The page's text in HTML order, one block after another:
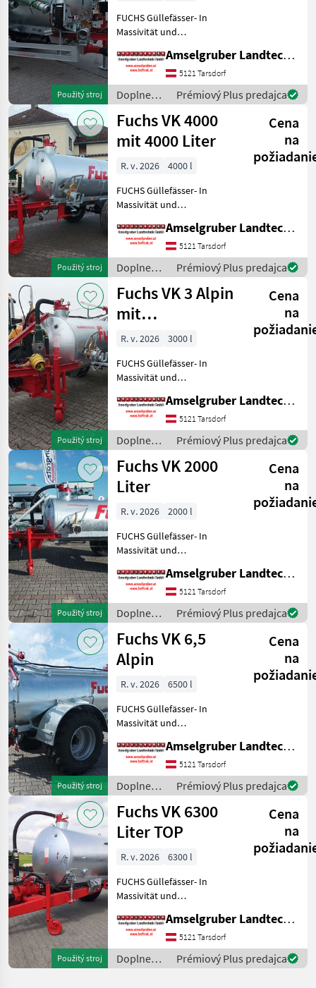
Použitý stroj
FUCHS Güllefässer- In
Massivität und
(Stärkste Materialstärken +
Beste Materialen und Beste
Komponenten der
führenden TOP Hersteller!)
Sei
Amselgruber Landtechnik GmbH
5121 Tarsdorf
Doplnenie
živin a
polievanie
/ Fuchs
Prémiový Plus predajca
Použitý stroj
Fuchs VK 4000
mit 4000 Liter
Cena
na
R. v. 2026
4000 l
FUCHS Güllefässer- In
Massivität und
(Stärkste Materialstärken +
Beste Materialen und Beste
Komponenten der
führenden TOP Hersteller!)
Sei
Amselgruber Landtechnik GmbH
5121 Tarsdorf
Doplnenie
živin a
polievanie
/ Fuchs
Prémiový Plus predajca
Použitý stroj
Fuchs VK 3 Alpin
mit
Hochdruckverteiler
Cena
na
R. v. 2026
3000 l
FUCHS Güllefässer- In
Massivität und
(Stärkste Materialstärken +
Beste Materialen und Beste
Komponenten der
führenden TOP Hersteller!)
Sei
Amselgruber Landtechnik GmbH
5121 Tarsdorf
Doplnenie
živin a
polievanie
/ Fuchs
Prémiový Plus predajca
Použitý stroj
Fuchs VK 2000
Liter
Cena
na
R. v. 2026
2000 l
FUCHS Güllefässer- In
Massivität und
(Stärkste Materialstärken +
Beste Materialen und Beste
Komponenten der
führenden TOP Hersteller!)
Sei
Amselgruber Landtechnik GmbH
5121 Tarsdorf
Doplnenie
živin a
polievanie
/ Fuchs
Prémiový Plus predajca
Použitý stroj
Fuchs VK 6,5
Alpin
Cena
na
R. v. 2026
6500 l
FUCHS Güllefässer- In
Massivität und
(Stärkste Materialstärken +
Beste Materialen und Beste
Komponenten der
führenden TOP Hersteller!)
Sei
Amselgruber Landtechnik GmbH
5121 Tarsdorf
Doplnenie
živin a
polievanie
/ Fuchs
Prémiový Plus predajca
Použitý stroj
Fuchs VK 6300
Liter TOP
Cena
na
R. v. 2026
6300 l
FUCHS Güllefässer- In
Massivität und
(Stärkste Materialstärken +
Beste Materialen und Beste
Komponenten der
führenden TOP Hersteller!)
Amselgruber Landtechnik GmbH
5121 Tarsdorf
Doplnenie
živin a
Prémiový Plus predajca